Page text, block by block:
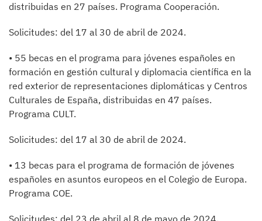
distribuidas en 27 países. Programa Cooperación.
Solicitudes: del 17 al 30 de abril de 2024.
• 55 becas en el programa para jóvenes españoles en
formación en gestión cultural y diplomacia científica en la
red exterior de representaciones diplomáticas y Centros
Culturales de España, distribuidas en 47 países.
Programa CULT.
Solicitudes: del 17 al 30 de abril de 2024.
• 13 becas para el programa de formación de jóvenes
españoles en asuntos europeos en el Colegio de Europa.
Programa COE.